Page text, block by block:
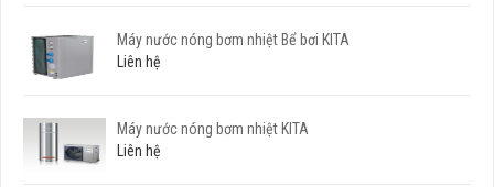
Máy nước nóng bơm nhiệt Bể bơi KITA
Liên hệ
Máy nước nóng bơm nhiệt KITA
Liên hệ